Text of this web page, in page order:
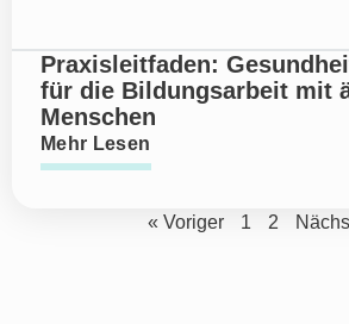
Praxisleitfaden:
für die Bildungsarbeit mit
Menschen
Mehr Lesen
« Voriger 1 2